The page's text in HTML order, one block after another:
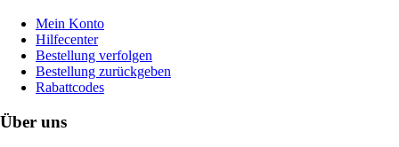
Mein Konto
Hilfecenter
Bestellung verfolgen
Bestellung zurückgeben
Rabattcodes
Über uns